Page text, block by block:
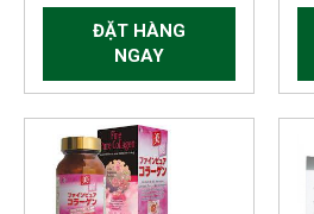
ĐẶT HÀNG
NGAY
-300.000 VND